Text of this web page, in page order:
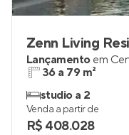
Zenn Living
Lançamento em
36 a 79 m²
studio a 2
Venda a partir de
R$ 408.028